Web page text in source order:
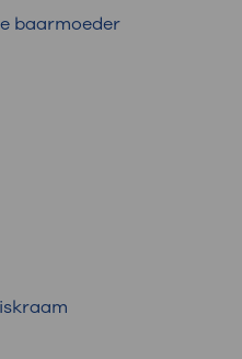
baarmoeder